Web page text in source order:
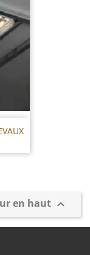
en haut 